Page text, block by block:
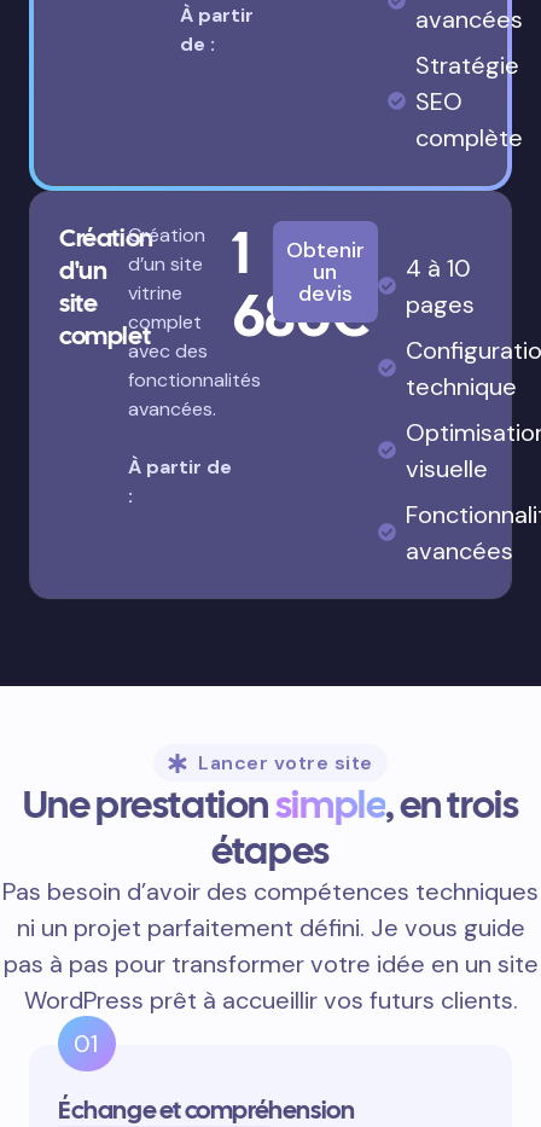
À partir
de :
avancées
Stratégie
SEO
complète
Création
d'un
site
complet
Création
d’un site
vitrine
complet
avec des
fonctionnalités
avancées.
À partir de
:
1
680€
Obtenir
un
devis
4 à 10
pages
technique
visuelle
avancées
Lancer votre site
Une prestationsimple, en trois
étapes
Pas besoin d’avoir des compétences techniques
ni un projet parfaitement défini. Je vous guide
pas à pas pour transformer votre idée en un site
WordPress prêt à accueillir vos futurs clients.
01
Échange et compréhension